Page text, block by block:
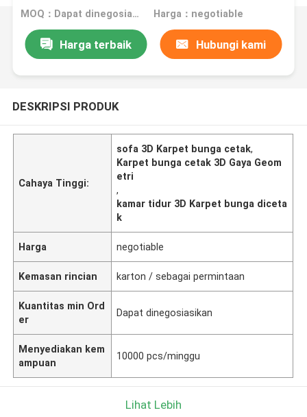
MOQ：Dapat dinegosiasikan Harga：negotiable
Harga terbaik Hubungi kami
DESKRIPSI PRODUK
Cahaya Tinggi:
sofa 3D Karpet bunga cetak,
Karpet bunga cetak 3D Gaya Geom
etri
,
kamar tidur 3D Karpet bunga diceta
k
Harga negotiable
Kemasan rincian karton / sebagai permintaan
Kuantitas min Ord
er
Dapat dinegosiasikan
Menyediakan kem
ampuan
10000 pcs/minggu
Lihat Lebih